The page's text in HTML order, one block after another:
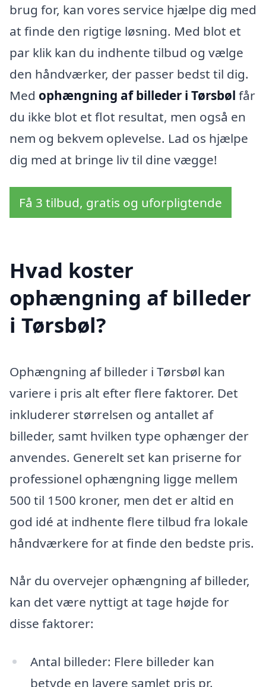
brug for, kan vores service hjælpe dig med
at finde den rigtige løsning. Med blot et
par klik kan du indhente tilbud og vælge
den håndværker, der passer bedst til dig.
Med ophængning af billeder i Tørsbøl får
du ikke blot et flot resultat, men også en
nem og bekvem oplevelse. Lad os hjælpe
dig med at bringe liv til dine vægge!
Få 3 tilbud, gratis og uforpligtende
Hvad koster
ophængning af billeder
i Tørsbøl?
Ophængning af billeder i Tørsbøl kan
variere i pris alt efter flere faktorer. Det
inkluderer størrelsen og antallet af
billeder, samt hvilken type ophænger der
anvendes. Generelt set kan priserne for
professionel ophængning ligge mellem
500 til 1500 kroner, men det er altid en
god idé at indhente flere tilbud fra lokale
håndværkere for at finde den bedste pris.
Når du overvejer ophængning af billeder,
kan det være nyttigt at tage højde for
disse faktorer:
Antal billeder: Flere billeder kan
betyde en lavere samlet pris pr.